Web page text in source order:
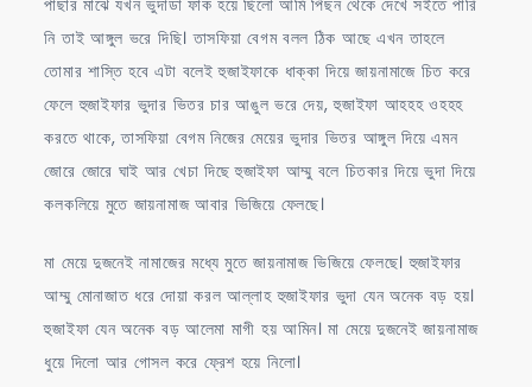
পাছার মাঝে যখন ভুদাডা ফাক হয়ে ছিলো আমি পিছন থেকে দেখে সইতে পারি
নি তাই আঙ্গুল ভরে দিছি। তাসফিয়া বেগম বলল ঠিক আছে এখন তাহলে
তোমার শাস্তি হবে এটা বলেই হুজাইফাকে ধাক্কা দিয়ে জায়নামাজে চিত করে
ফেলে হুজাইফার ভুদার ভিতর চার আঙুল ভরে দেয়, হুজাইফা আহহহ ওহহহ
করতে থাকে, তাসফিয়া বেগম নিজের মেয়ের ভুদার ভিতর আঙ্গুল দিয়ে এমন
জোরে জোরে ঘাই আর খেচা দিছে হুজাইফা আম্মু বলে চিতকার দিয়ে ভুদা দিয়ে
কলকলিয়ে মুতে জায়নামাজ আবার ভিজিয়ে ফেলছে।
মা মেয়ে দুজনেই নামাজের মধ্যে মুতে জায়নামাজ ভিজিয়ে ফেলছে। হুজাইফার
আম্মু মোনাজাত ধরে দোয়া করল আল্লাহ হুজাইফার ভুদা যেন অনেক বড় হয়।
হুজাইফা যেন অনেক বড় আলেমা মাগী হয় আমিন। মা মেয়ে দুজনেই জায়নামাজ
ধুয়ে দিলো আর গোসল করে ফ্রেশ হয়ে নিলো।